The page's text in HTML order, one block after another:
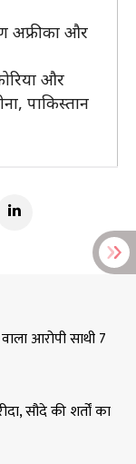
अफ्रीका और
और
पाकिस्तान
आरोपी साथी 7
सौदे की शर्तों का